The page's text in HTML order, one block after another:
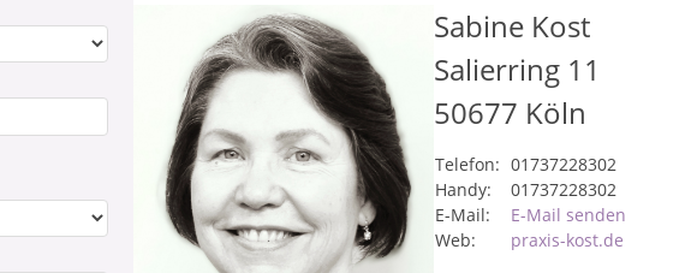
Sabine Kost
Salierring 11
50677 Köln
Telefon: 01737228302
Handy:
01737228302
E-Mail:
E-Mail senden
Web:
praxis-kost.de